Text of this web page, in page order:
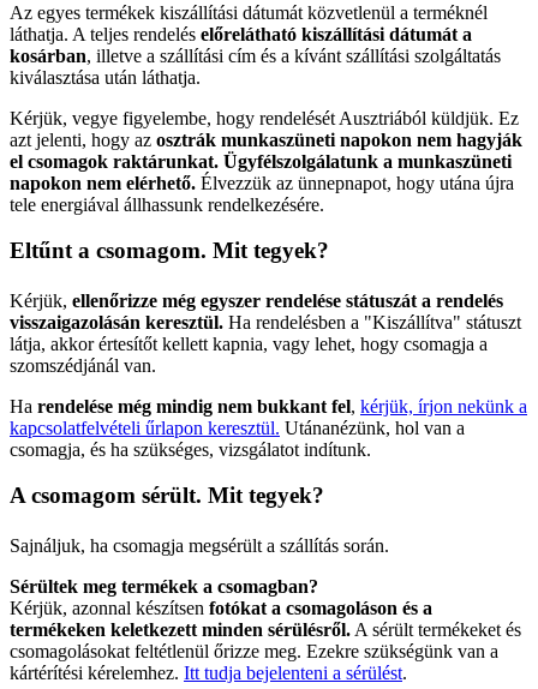
Az egyes termékek kiszállítási dátumát közvetlenül a terméknél
láthatja. A teljes rendelés előrelátható kiszállítási dátumát a
kosárban, illetve a szállítási cím és a kívánt szállítási szolgáltatás
kiválasztása után láthatja.
Kérjük, vegye figyelembe, hogy rendelését Ausztriából küldjük. Ez
azt jelenti, hogy az osztrák munkaszüneti napokon nem hagyják
el csomagok raktárunkat. Ügyfélszolgálatunk a munkaszüneti
napokon nem elérhető. Élvezzük az ünnepnapot, hogy utána újra
tele energiával állhassunk rendelkezésére.
Eltűnt a csomagom. Mit tegyek?
Kérjük, ellenőrizze még egyszer rendelése státuszát a rendelés
visszaigazolásán keresztül. Ha rendelésben a "Kiszállítva" státuszt
látja, akkor értesítőt kellett kapnia, vagy lehet, hogy csomagja a
szomszédjánál van.
Ha rendelése még mindig nem bukkant fel, kérjük, írjon nekünk a
kapcsolatfelvételi űrlapon keresztül. Utánanézünk, hol van a
csomagja, és ha szükséges, vizsgálatot indítunk.
A csomagom sérült. Mit tegyek?
Sajnáljuk, ha csomagja megsérült a szállítás során.
Sérültek meg termékek a csomagban?
Kérjük, azonnal készítsen fotókat a csomagoláson és a
termékeken keletkezett minden sérülésről. A sérült termékeket és
csomagolásokat feltétlenül őrizze meg. Ezekre szükségünk van a
kártérítési kérelemhez. Itt tudja bejelenteni a sérülést.